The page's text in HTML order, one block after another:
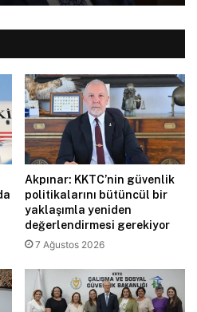
Akpınar: KKTC’nin güvenlik
politikalarını bütüncül bir
yaklaşımla yeniden
değerlendirmesi gerekiyor
7 Ağustos 2026